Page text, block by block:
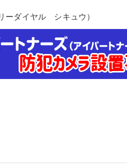
ーダイヤル シキュウ）